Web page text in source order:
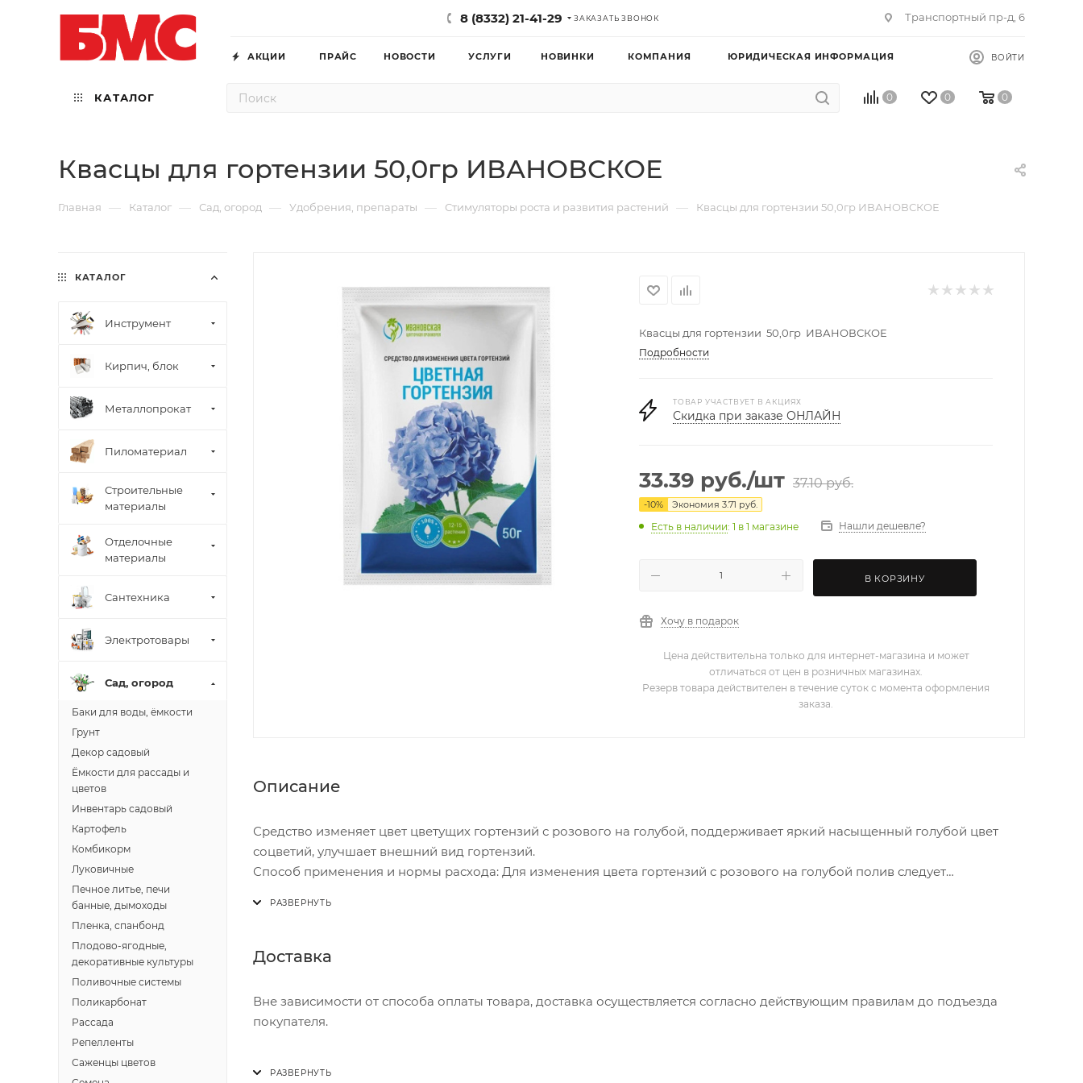
8 (8332) 21-41-29 ЗАКАЗАТЬ ЗВОНОК Транспортный пр-д, 6
АКЦИИ ПРАЙС НОВОСТИ УСЛУГИ НОВИНКИ КОМПАНИЯ ЮРИДИЧЕСКАЯ ИНФОРМАЦИЯ ВОЙТИ
КАТАЛОГ 0 0 0
Квасцы для гортензии 50,0гр ИВАНОВСКОЕ
Главная — Каталог — Сад, огород — Удобрения, препараты — Стимуляторы роста и развития растений — Квасцы для гортензии 50,0гр ИВАНОВСКОЕ
Квасцы для гортензии 50,0гр ИВАНОВСКОЕ
Подробности
ТОВАР УЧАСТВУЕТ В АКЦИЯХ
Скидка при заказе ОНЛАЙН
33.39 руб./шт 37.10руб.
-10% Экономия 3.71 руб.
Есть в наличии: 1 в 1 магазине Нашли дешевле?
В КОРЗИНУ
Хочу в подарок
Цена действительна только для интернет-магазина и может
отличаться от цен в розничных магазинах.
Резерв товара действителен в течение суток с момента оформления
заказа.
Описание
Средство изменяет цвет цветущих гортензий с розового на голубой, поддерживает яркий насыщенный голубой цвет
соцветий, улучшает внешний вид гортензий.
Способ применения и нормы расхода: Для изменения цвета гортензий с розового на голубой полив следует
Доставка
Вне зависимости от способа оплаты товара, доставка осуществляется согласно действующим правилам до подъезда
покупателя.
КАТАЛОГ
Инструмент
Кирпич, блок
Металлопрокат
Пиломатериал
Строительные
материалы
Отделочные
материалы
Сантехника
Электротовары
Сад, огород
Баки для воды, ёмкости
Грунт
Декор садовый
Ёмкости для рассады и
цветов
Инвентарь садовый
Картофель
Комбикорм
Луковичные
Печное литье, печи
банные, дымоходы
Пленка, спанбонд
Плодово-ягодные,
декоративные культуры
Поливочные системы
Поликарбонат
Рассада
Репелленты
Саженцы цветов